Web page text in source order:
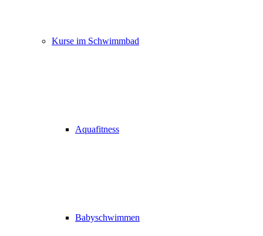
Kurse im Schwimmbad
Aquafitness
Babyschwimmen